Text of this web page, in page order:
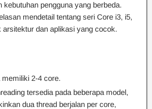
kebutuhan pengguna yang berbeda.
mendetail tentang seri Core i3, i5,
arsitektur dan aplikasi yang cocok.
memiliki 2-4 core.
tersedia pada beberapa model,
dua thread berjalan per core,